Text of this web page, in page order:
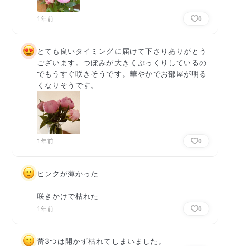
1年前 0
とても良いタイミングに届けて下さりありがとう
ございます。つぼみが大きくぷっくりしているの
でもうすぐ咲きそうです。華やかでお部屋が明る
くなりそうです。
1年前 0
ピンクが薄かった
咲きかけで枯れた
1年前 0
蕾3つは開かず枯れてしまいました。